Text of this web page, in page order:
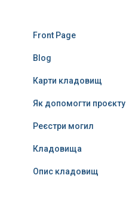
Front Page
Blog
Карти кладовищ
Як допомогти проєкту
Реєстри могил
Кладовища
Опис кладовищ